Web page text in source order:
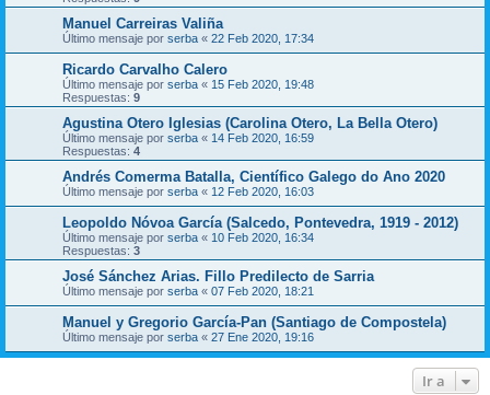
Manuel Carreiras Valiña
Último mensaje por serba « 22 Feb 2020, 17:34
Ricardo Carvalho Calero
Último mensaje por serba « 15 Feb 2020, 19:48
Respuestas: 9
Agustina Otero Iglesias (Carolina Otero, La Bella Otero)
Último mensaje por serba « 14 Feb 2020, 16:59
Respuestas: 4
Andrés Comerma Batalla, Científico Galego do Ano 2020
Último mensaje por serba « 12 Feb 2020, 16:03
Leopoldo Nóvoa García (Salcedo, Pontevedra, 1919 - 2012)
Último mensaje por serba « 10 Feb 2020, 16:34
Respuestas: 3
José Sánchez Arias. Fillo Predilecto de Sarria
Último mensaje por serba « 07 Feb 2020, 18:21
Manuel y Gregorio García-Pan (Santiago de Compostela)
Último mensaje por serba « 27 Ene 2020, 19:16
Ir a